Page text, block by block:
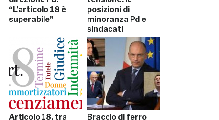
“L’articolo 18 è
superabile”
posizioni di
minoranza Pd e
sindacati
Articolo 18, tra
Braccio di ferro